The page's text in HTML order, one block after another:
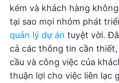
kém và khách hàng
tại sao mọi nhóm phát
quản lý dự án tuyệt vời.
cả các thông tin cần
cầu và công việc của
thuận lợi cho việc liên lạc